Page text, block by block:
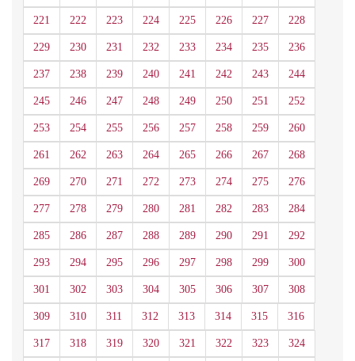
221 222 223 224 225 226 227 228
229 230 231 232 233 234 235 236
237 238 239 240 241 242 243 244
245 246 247 248 249 250 251 252
253 254 255 256 257 258 259 260
261 262 263 264 265 266 267 268
269 270 271 272 273 274 275 276
277 278 279 280 281 282 283 284
285 286 287 288 289 290 291 292
293 294 295 296 297 298 299 300
301 302 303 304 305 306 307 308
309 310 311 312 313 314 315 316
317 318 319 320 321 322 323 324